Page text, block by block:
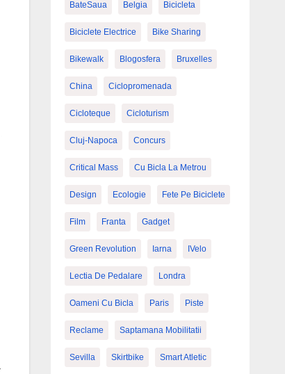
BateSaua Belgia Bicicleta
Biciclete Electrice Bike Sharing
Bikewalk Blogosfera Bruxelles
China Ciclopromenada
Cicloteque Cicloturism
Cluj-Napoca Concurs
Critical Mass Cu Bicla La Metrou
Design Ecologie Fete Pe Biciclete
Film Franta Gadget
Green Revolution Iarna IVelo
Lectia De Pedalare Londra
Oameni Cu Bicla Paris Piste
Reclame Saptamana Mobilitatii
Sevilla Skirtbike Smart Atletic